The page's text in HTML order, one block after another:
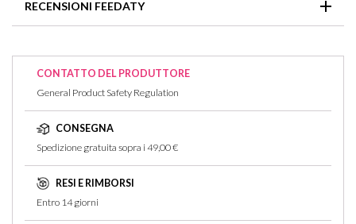
Di Violetta, Zenzero
Note Di Cuore: Rosa, Iris, Gelsomino
RECENSIONI FEEDATY
Non ci sono recensioni per questo articolo
CONTATTO DEL PRODUTTORE
General Product Safety Regulation
CONSEGNA
Spedizione gratuita sopra i 49,00 €
RESI E RIMBORSI
Entro 14 giorni